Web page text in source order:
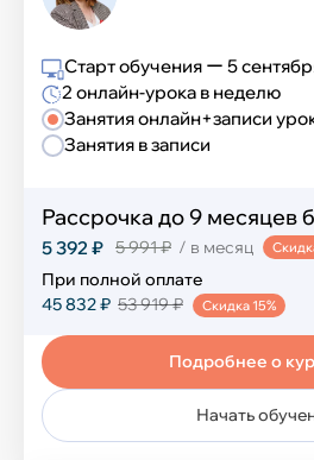
Занятия онлайн+записи
Занятия в записи
Старт обучения ー 5
2 онлайн-урока в неделю
Рассрочка до 9 месяцев
5 392 ₽ 5 991 ₽ / в месяц
При полной оплате
45 832 ₽ 53 919 ₽ Скидка 15%
Начать
Подробнее о